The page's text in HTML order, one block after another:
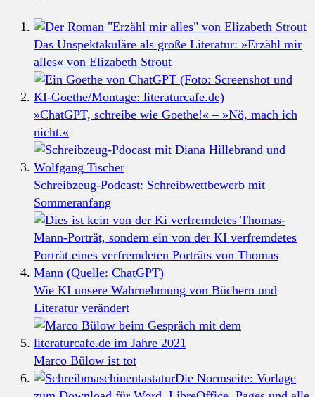
Das Unspektakuläre als große Literatur: »Erzähl mir
alles« von Elizabeth Strout
»ChatGPT, schreibe wie Goethe!« – »Nö, mach ich
nicht.«
Schreibzeug-Podcast: Schreibwettbewerb mit
Sommeranfang
Wie KI unsere Wahrnehmung von Büchern und
Literatur verändert
Marco Bülow ist tot
Die Normseite: Vorlage